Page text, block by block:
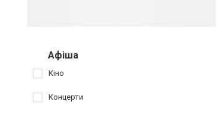
Афіша
Кіно
Концерти